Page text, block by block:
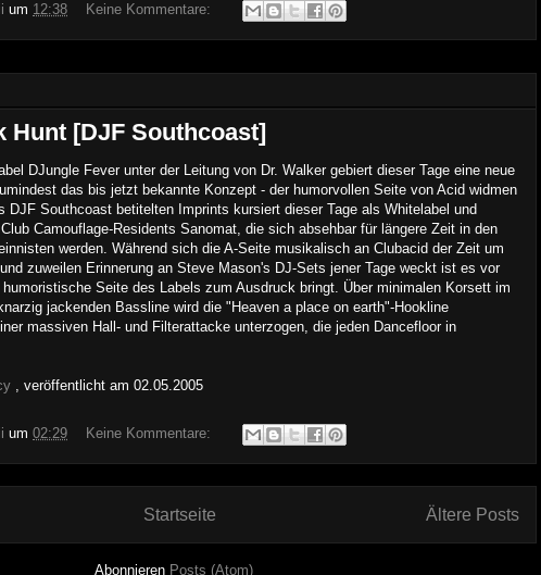
um 12:38 Keine Kommentare:
Hunt [DJF Southcoast]
DJungle Fever unter der Leitung von Dr. Walker gebiert dieser Tage eine neue
das bis jetzt bekannte Konzept - der humorvollen Seite von Acid widmen
DJF Southcoast betitelten Imprints kursiert dieser Tage als Whitelabel und
Camouflage-Residents Sanomat, die sich absehbar für längere Zeit in den
werden. Während sich die A-Seite musikalisch an Clubacid der Zeit um
zuweilen Erinnerung an Steve Mason's DJ-Sets jener Tage weckt ist es vor
Seite des Labels zum Ausdruck bringt. Über minimalen Korsett im
jackenden Bassline wird die "Heaven a place on earth"-Hookline
massiven Hall- und Filterattacke unterzogen, die jeden Dancefloor in
, veröffentlicht am 02.05.2005
um 02:29 Keine Kommentare:
Ältere Posts
Startseite
Abonnieren Posts (Atom)